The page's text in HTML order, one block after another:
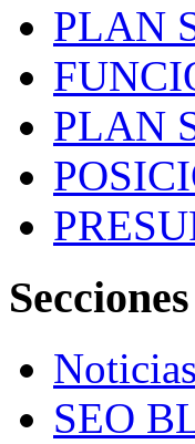
PLAN
PLAN
Secciones
Noticias
SEO